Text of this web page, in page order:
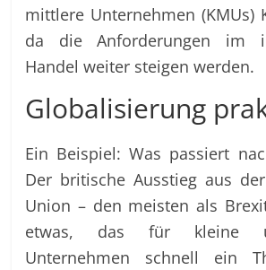
mittlere Unternehmen (KMUs)
da die Anforderungen im
Handel weiter steigen werden.
Globalisierung
Ein Beispiel: Was passiert
Der britische Ausstieg aus
Union – den meisten als
etwas, das für kleine
Unternehmen schnell ein